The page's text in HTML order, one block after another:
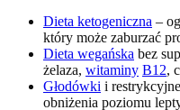
Dieta ketogeniczna –
który może zaburzać
Dieta wegańska bez
żelaza, witaminy B12,
Głodówki i
obniżenia poziomu